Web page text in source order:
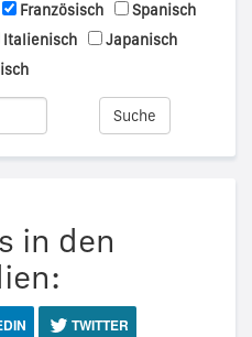
Französisch
Spanisch
Italienisch
Japanisch
Suche
in den
TWITTER